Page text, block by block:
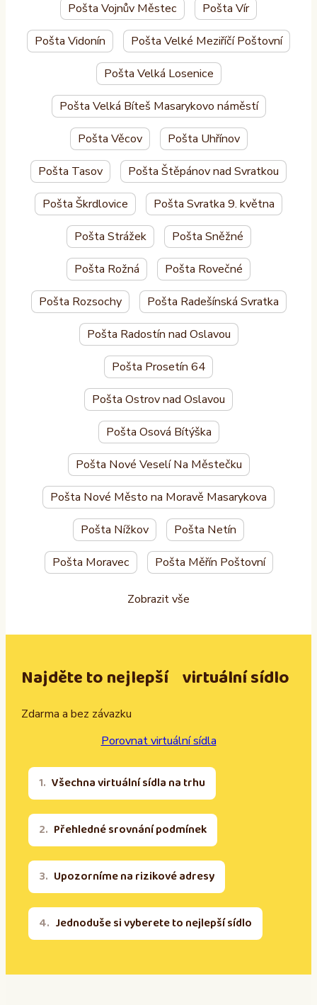
Pošta Vojnův Městec Pošta Vír
Pošta Vidonín Pošta Velké Meziříčí Poštovní
Pošta Velká Losenice
Pošta Velká Bíteš Masarykovo náměstí
Pošta Věcov Pošta Uhřínov
Pošta Tasov Pošta Štěpánov nad Svratkou
Pošta Škrdlovice Pošta Svratka 9. května
Pošta Strážek Pošta Sněžné
Pošta Rožná Pošta Rovečné
Pošta Rozsochy Pošta Radešínská Svratka
Pošta Radostín nad Oslavou
Pošta Prosetín 64
Pošta Ostrov nad Oslavou
Pošta Osová Bítýška
Pošta Nové Veselí Na Městečku
Pošta Nové Město na Moravě Masarykova
Pošta Nížkov Pošta Netín
Pošta Moravec Pošta Měřín Poštovní
Zobrazit vše
Najděte to nejlepší virtuální sídlo
Zdarma a bez závazku
Porovnat virtuální sídla
Všechna virtuální sídla na trhu
Přehledné srovnání podmínek
Upozorníme na rizikové adresy
Jednoduše si vyberete to nejlepší sídlo